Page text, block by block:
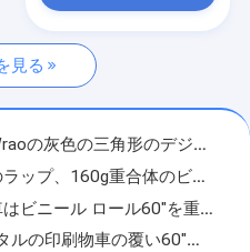
見る
MPI 1105にビニール ロールを60" 1.52mのサイズの代理包む
体のビニールの自動車覆い材料の四角形
を重合体ポリ塩化ビニールのビニール包む
覆い60"車の覆いのビニール ロール